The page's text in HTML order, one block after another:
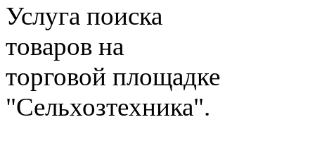
Услуга поиска
товаров на
торговой площадке
"Сельхозтехника".